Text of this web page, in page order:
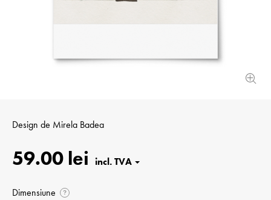
Design de Mirela Badea
59.00 lei
Dimensiune ?